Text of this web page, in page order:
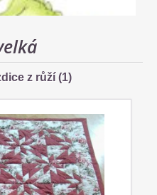
z růží (1)